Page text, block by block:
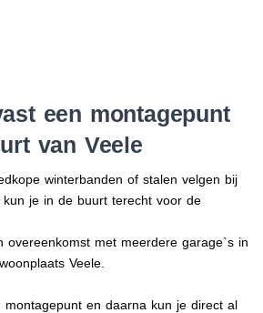
een montagepunt
van Veele
winterbanden of stalen velgen bij
je in de buurt terecht voor de
overeenkomst met meerdere garage`s in
Veele.
montagepunt en daarna kun je direct al